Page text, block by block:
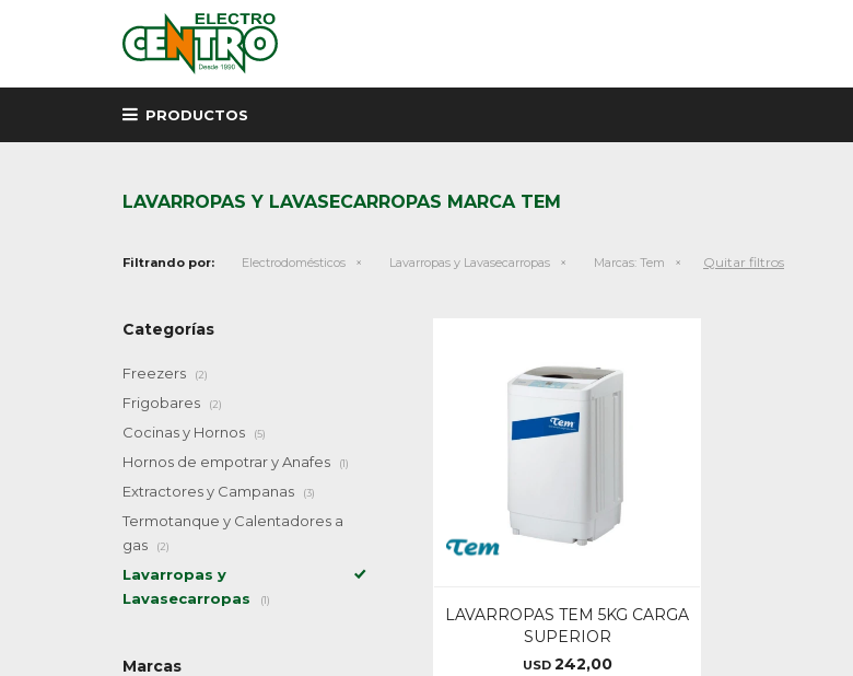
PRODUCTOS
LAVARROPAS Y LAVASECARROPAS MARCA TEM
Filtrando por: Electrodomésticos Lavarropas y Lavasecarropas Marcas: Tem Quitar filtros
LAVARROPAS TEM 5KG CARGA
SUPERIOR
USD 242,00
Categorías
Freezers (2)
Frigobares (2)
Cocinas y Hornos (5)
Hornos de empotrar y Anafes (1)
Extractores y Campanas (3)
Termotanque y Calentadores a
gas
(2)
Lavarropas y
Lavasecarropas
(1)
Marcas